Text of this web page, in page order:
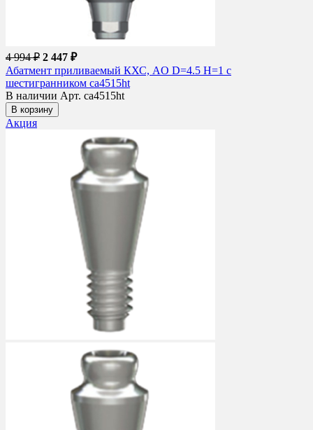
4 994 ₽ 2 447 ₽
Абатмент приливаемый КХС, AO D=4.5 H=1 с
шестигранником ca4515ht
В наличии Арт. ca4515ht
В корзину
Акция